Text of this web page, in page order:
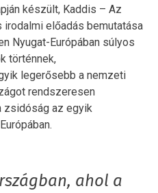
készült, Kaddis – Az
előadás bemutatása
Nyugat-Európában súlyos
történnek,
legerősebb a nemzeti
rendszeresen
zsidóság az egyik
ahol a